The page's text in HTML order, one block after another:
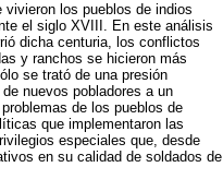
vivieron los pueblos de indios
el siglo XVIII. En este análisis
dicha centuria, los conflictos
y ranchos se hicieron más
se trató de una presión
nuevos pobladores a un
de los pueblos de
que implementaron las
especiales que, desde
en su calidad de soldados de